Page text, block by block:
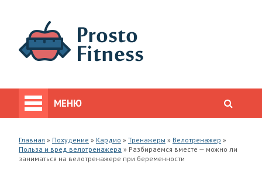
МЕНЮ
Главная » Похудение » Кардио » Тренажеры » Велотренажер »
Польза и вред велотренажера » Разбираемся вместе — можно ли
заниматься на велотренажере при беременности